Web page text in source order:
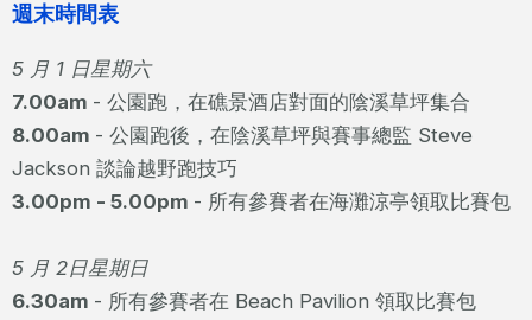
週末時間表
5 月 1 日星期六
7.00am - 公園跑，在礁景酒店對面的陰溪草坪集合
8.00am - 公園跑後，在陰溪草坪與賽事總監 Steve
Jackson 談論越野跑技巧
3.00pm - 5.00pm - 所有參賽者在海灘涼亭領取比賽包
5 月 2日星期日
6.30am - 所有參賽者在 Beach Pavilion 領取比賽包